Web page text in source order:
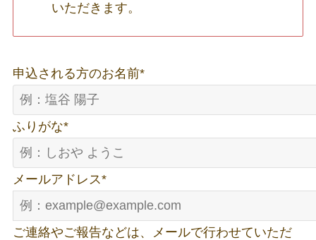
いただきます。
申込される方のお名前*
ふりがな*
メールアドレス*
ご連絡やご報告などは、メールで行わせていただ